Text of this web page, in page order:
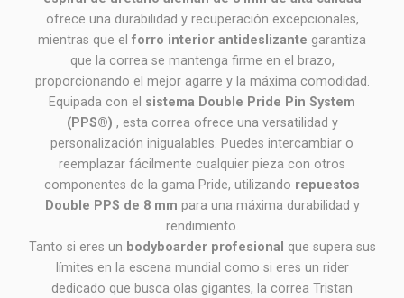
ofrece una durabilidad y recuperación excepcionales,
mientras que el forro interior antideslizante garantiza
que la correa se mantenga firme en el brazo,
proporcionando el mejor agarre y la máxima comodidad.
Equipada con el sistema Double Pride Pin System
(PPS®) , esta correa ofrece una versatilidad y
personalización inigualables. Puedes intercambiar o
reemplazar fácilmente cualquier pieza con otros
componentes de la gama Pride, utilizando repuestos
Double PPS de 8 mm para una máxima durabilidad y
rendimiento.
Tanto si eres un bodyboarder profesional que supera sus
límites en la escena mundial como si eres un rider
dedicado que busca olas gigantes, la correa Tristan